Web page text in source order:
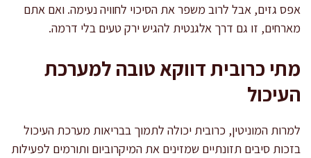
אפס גזים, אבל לרוב משפר את הסיכוי לחוויה נעימה. ואם אתם
מארחים, זו גם דרך אלגנטית להגיש ירק טעים בלי דרמה.
מתי כרובית דווקא טובה למערכת
העיכול
למרות המוניטין, כרובית יכולה לתמוך בבריאות מערכת העיכול
בזכות סיבים תזונתיים שמזינים את המיקרוביום ותורמים לפעילות